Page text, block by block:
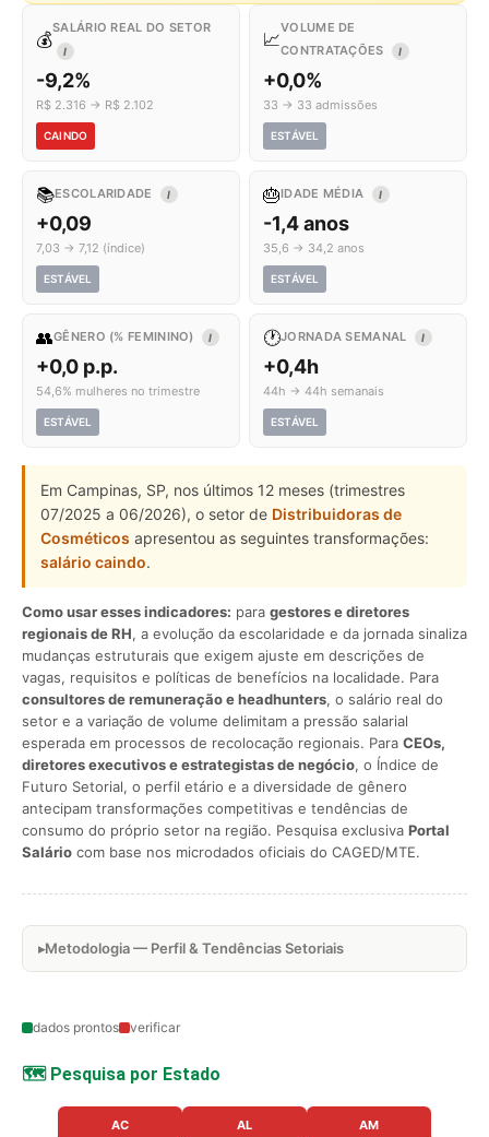
💰
SALÁRIO REAL DO SETOR
I
-9,2%
R$ 2.316 → R$ 2.102
CAINDO
📈
VOLUME DE
CONTRATAÇÕES
I
+0,0%
33 → 33 admissões
ESTÁVEL
📚ESCOLARIDADE I
+0,09
7,03 → 7,12 (índice)
ESTÁVEL
🎂IDADE MÉDIA I
-1,4 anos
35,6 → 34,2 anos
ESTÁVEL
👥GÊNERO (% FEMININO) I
+0,0 p.p.
54,6% mulheres no trimestre
ESTÁVEL
🕐JORNADA SEMANAL I
+0,4h
44h → 44h semanais
ESTÁVEL
Em Campinas, SP, nos últimos 12 meses (trimestres
07/2025 a 06/2026), o setor de Distribuidoras de
Cosméticos apresentou as seguintes transformações:
salário caindo.
Como usar esses indicadores: para gestores e diretores
regionais de RH, a evolução da escolaridade e da jornada sinaliza
mudanças estruturais que exigem ajuste em descrições de
vagas, requisitos e políticas de benefícios na localidade. Para
consultores de remuneração e headhunters, o salário real do
setor e a variação de volume delimitam a pressão salarial
esperada em processos de recolocação regionais. Para CEOs,
diretores executivos e estrategistas de negócio, o Índice de
Futuro Setorial, o perfil etário e a diversidade de gênero
antecipam transformações competitivas e tendências de
consumo do próprio setor na região. Pesquisa exclusiva Portal
Salário com base nos microdados oficiais do CAGED/MTE.
Metodologia — Perfil & Tendências Setoriais
dados prontos verificar
🗺️ Pesquisa por Estado
AC AL AM